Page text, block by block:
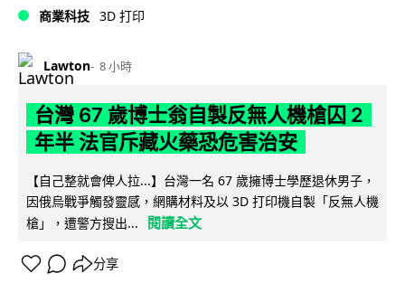
商業科技 3D 打印
Lawton 8 小時
台灣 67 歲博士翁自製反無人機槍囚 2
年半 法官斥藏火藥恐危害治安
【自己整就會俾人拉...】台灣一名 67 歲擁博士學歷退休男子，
因俄烏戰爭觸發靈感，網購材料及以 3D 打印機自製「反無人機
槍」，遭警方搜出...
閱讀全文
分享